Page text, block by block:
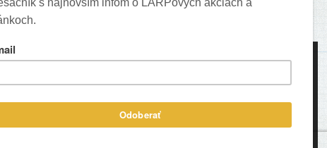
Icons created by Freepik - Flaticon